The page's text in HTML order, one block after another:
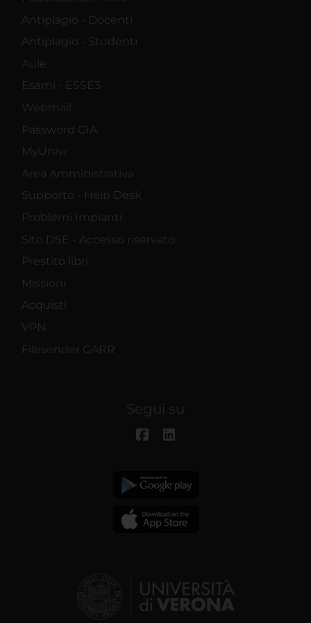
Antiplagio - Docenti
Antiplagio - Studenti
Aule
Esami - ESSE3
Webmail
Password GIA
MyUnivr
Area Amministrativa
Supporto - Help Desk
Problemi Impianti
Sito DSE - Accesso riservato
Prestito libri
Missioni
Acquisti
VPN
Filesender GARR
Segui su